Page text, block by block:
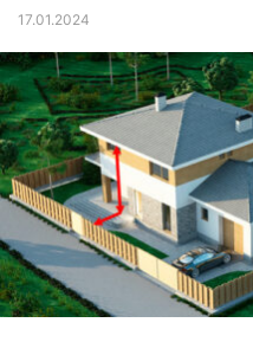
17.01.2024